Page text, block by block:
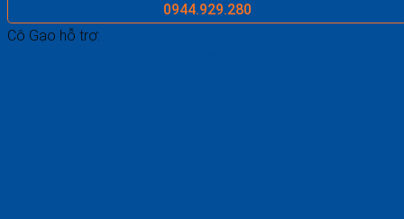
0944.929.280
Cô Gạo hỗ trợ: